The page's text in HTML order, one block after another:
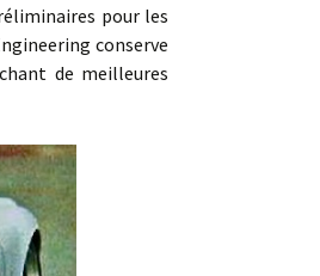
pour les
conserve
de meilleures